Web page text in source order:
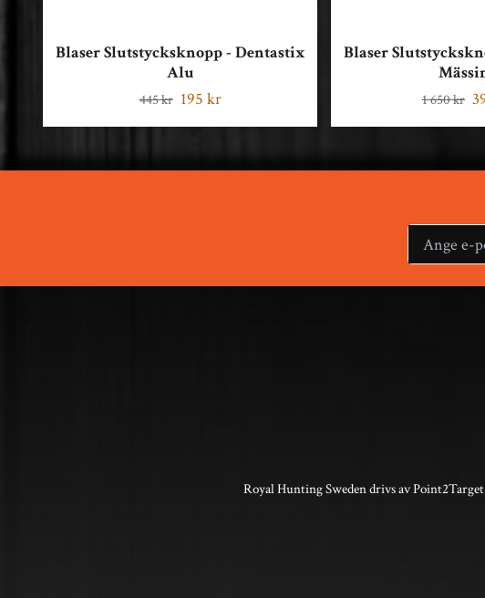
Blaser Slutstycksknopp - Dentastix
Alu
445 kr 195 kr
Blaser
1 650 kr
Royal Hunting Sweden drivs av